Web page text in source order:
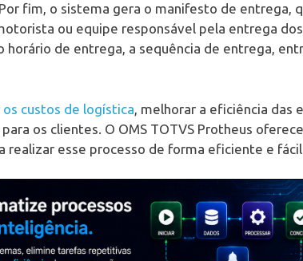
fim, o sistema gera o manifesto de entrega,
ou equipe responsável pela entrega
horário de entrega, a sequência de entrega,
custos de logística , melhorar a eficiência das
os clientes. O OMS TOTVS Protheus
esse processo de forma eficiente e fácil.